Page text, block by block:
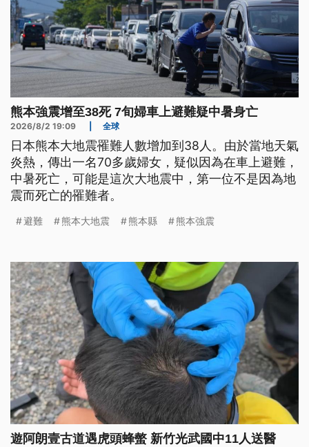
熊本強震增至38死 7旬婦車上避難疑中暑身亡
2026/8/2 19:09 全球
日本熊本大地震罹難人數增加到38人。由於當地天氣
炎熱，傳出一名70多歲婦女，疑似因為在車上避難，
中暑死亡，可能是這次大地震中，第一位不是因為地
震而死亡的罹難者。
避難 熊本大地震 熊本縣 熊本強震
遊阿朗壹古道遇虎頭蜂螫 新竹光武國中11人送醫